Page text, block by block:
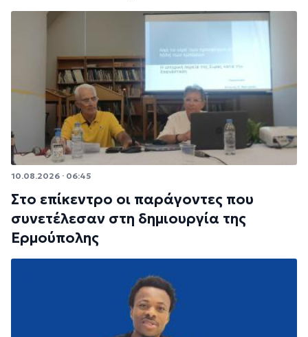
10.08.2026 · 06:45
Στο επίκεντρο οι παράγοντες που
συνετέλεσαν στη δημιουργία της
Ερμούπολης